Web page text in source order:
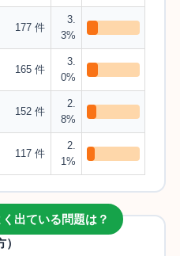
177 件
3.
3%
165 件
3.
0%
152 件
2.
8%
117 件
2.
1%
出ている問題は？